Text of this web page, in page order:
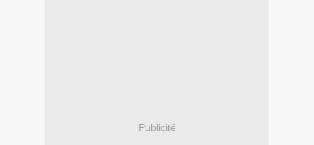
Publicité